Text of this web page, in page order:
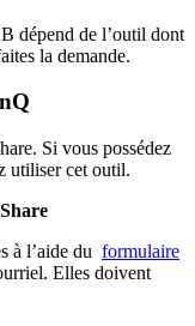
dépend de l’outil dont
la demande.
Si vous possédez
utiliser cet outil.
à l’aide du formulaire
Elles doivent